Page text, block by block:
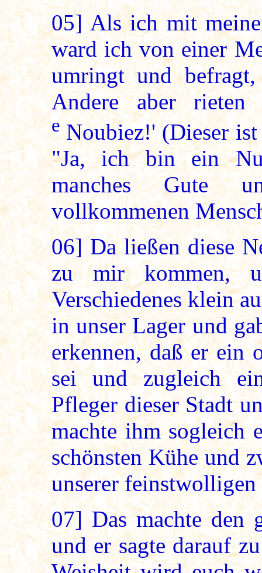
05]Als ich mit
ward ich von einer
umringt und
Andere aber
e Noubiez!' (Dieser
"Ja, ich bin ein
manches Gute
vollkommenen
06] Da ließen diese
zu mir kommen,
Verschiedenes klein
in unser Lager und
erkennen, daß er ein
sei und zugleich
Pfleger dieser Stadt
machte ihm sogleich
schönsten Kühe und
unserer feinstwolligen
07] Das machte den
und er sagte darauf